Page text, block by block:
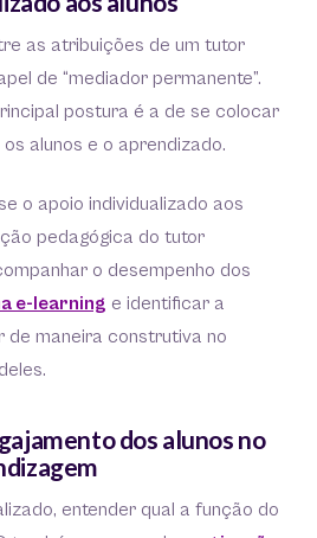
as atribuições de um tutor
de “mediador permanente”.
postura é a de se colocar
alunos e o aprendizado.
o apoio individualizado aos
pedagógica do tutor
o desempenho dos
e-learning e identificar a
de maneira construtiva no
dos alunos no
entender qual a função do